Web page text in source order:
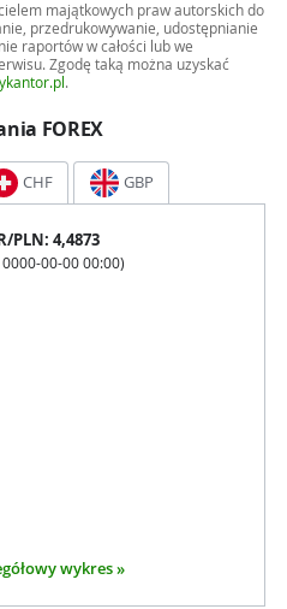
majątkowych praw autorskich do
przedrukowywanie, udostępnianie
raportów w całości lub we
Zgodę taką można uzyskać
.
FOREX
CHF GBP
/PLN: 4,4873
0000-00-00 00:00)
wykres »